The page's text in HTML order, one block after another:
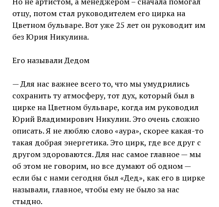
отцу, потом стал руководителем его цирка на
Цветном бульваре. Вот уже 25 лет он руководит им
без Юрия Никулина.
Его называли Дедом
— Для нас важнее всего то, что мы умудрились
сохранить ту атмосферу, тот дух, который был в
цирке на Цветном бульваре, когда им руководил
Юрий Владимирович Никулин. Это очень сложно
описать. Я не люблю слово «аура», скорее какая-то
такая добрая энергетика. Это цирк, где все друг с
другом здороваются. Для нас самое главное — мы
об этом не говорим, но все думают об одном —
если бы с нами сегодня был «Дед», как его в цирке
называли, главное, чтобы ему не было за нас
стыдно.